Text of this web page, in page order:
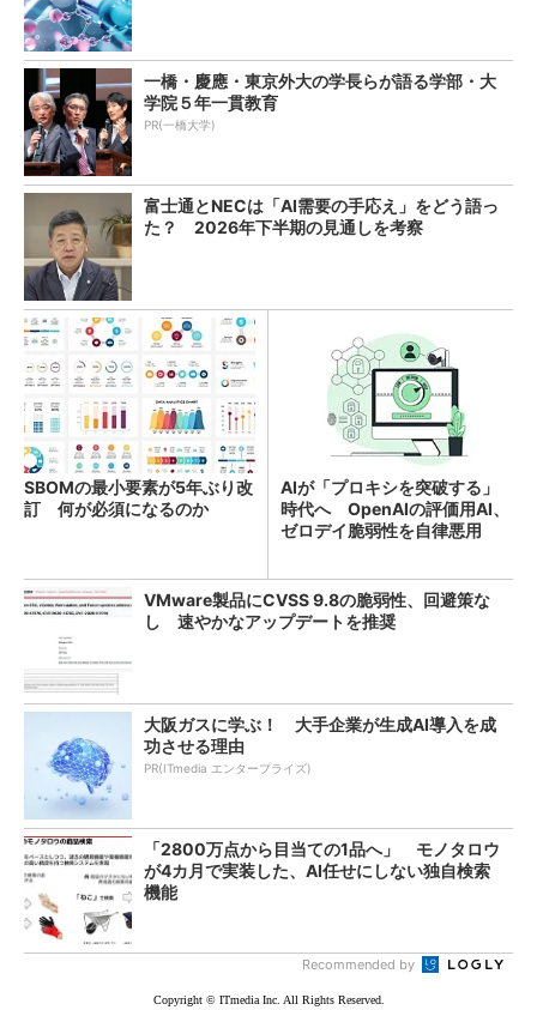
一橋・慶應・東京外大の学長らが語る学部・大
学院５年一貫教育
PR(一橋大学)
富士通とNECは「AI需要の手応え」をどう語っ
た？ 2026年下半期の見通しを考察
SBOMの最小要素が5年ぶり改
訂 何が必須になるのか
AIが「プロキシを突破する」
時代へ OpenAIの評価用AI、
ゼロデイ脆弱性を自律悪用
VMware製品にCVSS 9.8の脆弱性、回避策な
し 速やかなアップデートを推奨
大阪ガスに学ぶ！ 大手企業が生成AI導入を成
功させる理由
PR(ITmedia エンタープライズ)
「2800万点から目当ての1品へ」 モノタロウ
が4カ月で実装した、AI任せにしない独自検索
機能
Recommended by
Copyright © ITmedia Inc. All Rights Reserved.